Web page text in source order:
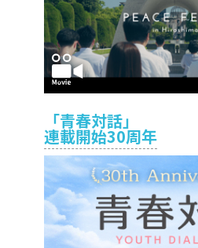
「青春対話」
連載開始30周年